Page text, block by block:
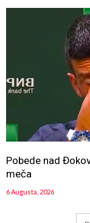
Pobede nad
meča
6 Augusta, 2026